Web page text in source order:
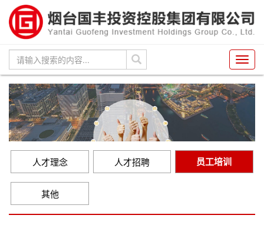
人才理念 人才招聘 员工培训
其他